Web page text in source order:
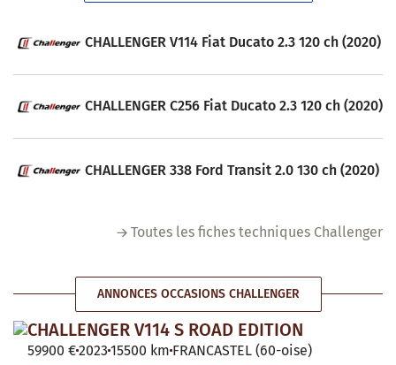
CHALLENGER V114 Fiat Ducato 2.3 120 ch (2020)
CHALLENGER C256 Fiat Ducato 2.3 120 ch (2020)
CHALLENGER 338 Ford Transit 2.0 130 ch (2020)
Toutes les fiches techniques Challenger
ANNONCES OCCASIONS CHALLENGER
CHALLENGER V114 S ROAD EDITION
59900 €2023 15500 km FRANCASTEL (60-oise)